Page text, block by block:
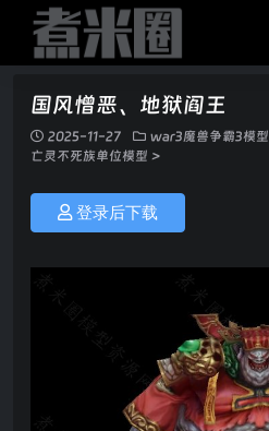
国风憎恶、地狱阎王
2025-11-27 war3魔兽争霸3模型
亡灵不死族单位模型 >
登录后下载